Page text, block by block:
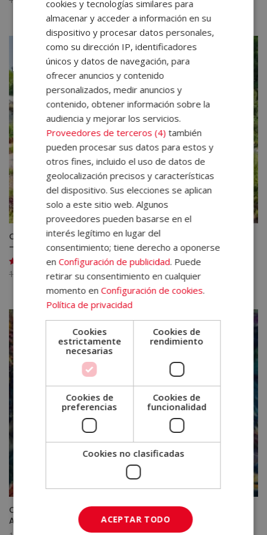
con
precio
original
era:
precio
actual
Certificación Experto en Botánica y Taxonomía Vegetal
– Diploma Autentificado por Notario Europeo
Valorado
con
1.920,00 €El
precio
original
1.920,00€.
480,00 €El
precio
actual
480,00€.
Certificación Experto en Biología Marina – Diploma
Autentificado por Notario Europeo-
cookies y tecnologías similares para
almacenar y acceder a información en su
dispositivo y procesar datos personales,
como su dirección IP, identificadores
únicos y datos de navegación, para
ofrecer anuncios y contenido
personalizados, medir anuncios y
contenido, obtener información sobre la
audiencia y mejorar los servicios.
Proveedores de terceros (4) también
pueden procesar sus datos para estos y
otros fines, incluido el uso de datos de
geolocalización precisos y características
del dispositivo. Sus elecciones se aplican
solo a este sitio web. Algunos
proveedores pueden basarse en el
interés legítimo en lugar del
consentimiento; tiene derecho a oponerse
enConfiguración de publicidad. Puede
retirar su consentimiento en cualquier
momento enConfiguración de cookies.
Política de privacidad
Cookies
estrictamente
necesarias
Cookies de
rendimiento
Cookies de
preferencias
Cookies de
funcionalidad
Cookies no clasificadas
ACEPTAR TODO